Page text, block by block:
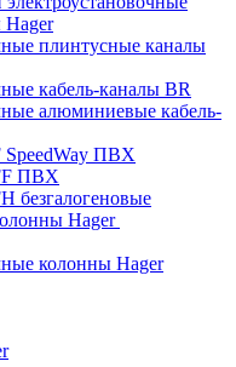
Hager
плинтусные каналы
кабель-каналы BR
алюминиевые кабель-
SpeedWay ПВХ
ПВХ
безгалогеновые
Hager
колонны Hager